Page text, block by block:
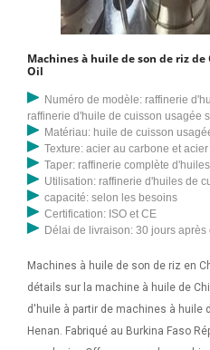
Machines à huile de son de riz
Oil
Numéro de modèle: raffinerie
raffinerie d'huile de cuisson usagée
Matériau: huile de cuisson
Texture: acier au carbone et
Taper: raffinerie complète
Utilisation: raffinerie d'huiles de
capacité: selon les besoins
Certification: ISO et CE
Délai de livraison: 30 jours après
Machines à huile de son de riz en
détails sur la machine à huile de
d'huile à partir de machines à huile
Henan. Fabriqué au Burkina Faso